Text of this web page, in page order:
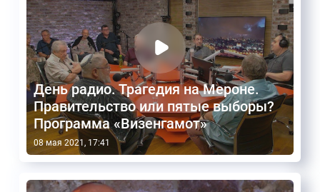
День радио. Трагедия на Мероне.
Правительство или пятые выборы?
Программа «Визенгамот»
08 мая 2021, 17:41